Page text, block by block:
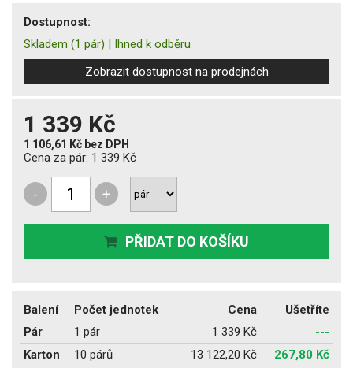
Dostupnost:
Skladem (1 pár) | Ihned k odběru
Zobrazit dostupnost na prodejnách
1 339 Kč
1 106,61 Kč bez DPH
Cena za pár: 1 339 Kč
- +
PŘIDAT DO KOŠÍKU
Balení Počet jednotek Cena
Ušetříte
Pár
1 pár 1 339 Kč
---
Karton
10 párů 13 122,20 Kč 267,80 Kč